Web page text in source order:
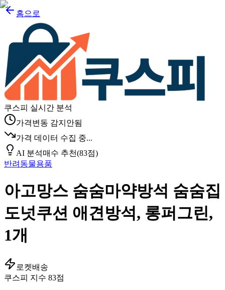
홈으로
쿠스피 실시간 분석
가격변동 감지안됨
가격 데이터 수집 중...
AI 분석매수 추천(83점)
반려동물용품
아고망스 숨숨마약방석 숨숨집
도넛쿠션 애견방석, 롱퍼그린,
1개
로켓배송
쿠스피 지수 83점